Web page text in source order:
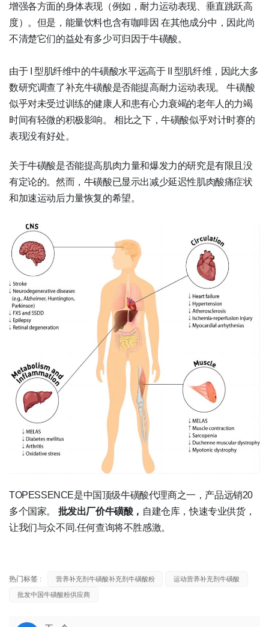
增强各方面的身体表现（例如，耐力运动表现、垂直跳跃高
度）。但是，能量饮料也含有咖啡因在其他成分中，因此尚
不清楚它们的益处有多少可归因于牛磺酸。
由于 I 型肌纤维中的牛磺酸水平远高于 II 型肌纤维，因此大多
数研究调查了补充牛磺酸是否能提高耐力运动表现。
牛磺酸
似乎对未受过训练的健康人和患有心力衰竭的老年人的力竭
时间有轻微的积极影响。
相比之下，牛磺酸似乎对计时赛的
表现没有好处。
关于牛磺酸是否能提高肌肉力量和爆发力的研究是有限且没
有定论的。然而，牛磺酸已显示出减少延迟性肌肉酸痛症状
和加速运动后力量恢复的希望。
TOPESSENCE是中国顶级牛磺酸代理商之一，产品远销20
多个国家。 批发出厂价牛磺酸， 自建仓库，快速专业供货，
让我们与众不同.任何查询将不胜感激。
热门标签 : 营养补充剂牛磺酸补充剂牛磺酸粉
运动营养补充剂牛磺酸
批发中国牛磺酸粉供应商